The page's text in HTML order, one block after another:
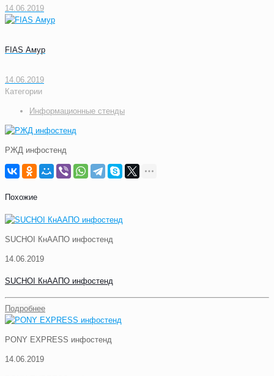
14.06.2019
FIAS Амур
14.06.2019
Категории
Информационные стенды
РЖД инфостенд
Похожие
SUCHOI КнААПО инфостенд
14.06.2019
SUCHOI КнААПО инфостенд
Подробнее
PONY EXPRESS инфостенд
14.06.2019